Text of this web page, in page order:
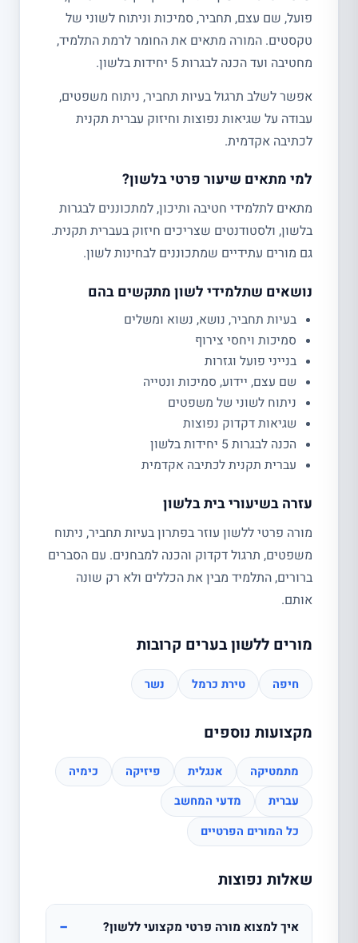
פועל, שם עצם, תחביר, סמיכות וניתוח לשוני של
טקסטים. המורה מתאים את החומר לרמת התלמיד,
מחטיבה ועד הכנה לבגרות 5 יחידות בלשון.
אפשר לשלב תרגול בעיות תחביר, ניתוח משפטים,
עבודה על שגיאות נפוצות וחיזוק עברית תקנית
לכתיבה אקדמית.
למי מתאים שיעור פרטי בלשון?
מתאים לתלמידי חטיבה ותיכון, למתכוננים לבגרות
בלשון, ולסטודנטים שצריכים חיזוק בעברית תקנית.
גם מורים עתידיים שמתכוננים לבחינות לשון.
נושאים שתלמידי לשון מתקשים בהם
בעיות תחביר, נושא, נשוא ומשלים
סמיכות ויחסי צירוף
בנייני פועל וגזרות
שם עצם, יידוע, סמיכות ונטייה
ניתוח לשוני של משפטים
שגיאות דקדוק נפוצות
הכנה לבגרות 5 יחידות בלשון
עברית תקנית לכתיבה אקדמית
עזרה בשיעורי בית בלשון
מורה פרטי ללשון עוזר בפתרון בעיות תחביר, ניתוח
משפטים, תרגול דקדוק והכנה למבחנים. עם הסברים
ברורים, התלמיד מבין את הכללים ולא רק שונה
אותם.
מורים ללשון בערים קרובות
חיפה טירת כרמל נשר
מקצועות נוספים
מתמטיקה אנגלית פיזיקה
כימיה
עברית
מדעי המחשב
כל המורים הפרטיים
שאלות נפוצות
איך למצוא מורה פרטי מקצועי ללשון? −